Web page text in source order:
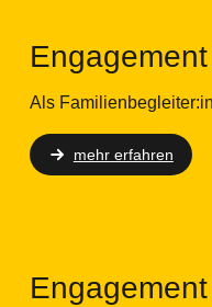
Als
mehr erfahren